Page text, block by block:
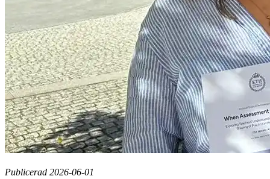
Publicerad 2026-06-01